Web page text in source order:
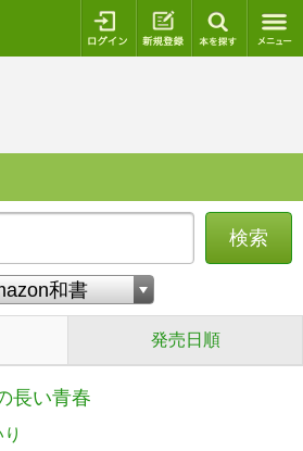
ログイン 新規登録
検索
発売日順
長い青春